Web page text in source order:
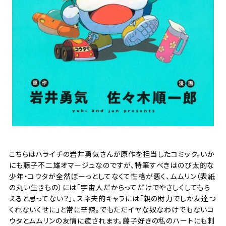
こちらはハライチの岩井勇気さんが原作を担当したコミック。いか
にも藤子不二雄オマージュなのですが、特筆すべきはのび太的な
少年・コウタが全然ぼーっとしてなくて性格が悪く、ムムリン（表紙
の丸い生きもの）には「宇宙人だからってだけでやさしくしてもら
えると思ってない？」、スネ夫的キャラには「親の財力でしか友達つ
くれないくせに」と常に辛辣。でもただイヤな奴なわけでもないコ
ウタとムムリンの友情に癒されます。藤子好きの私のハートにも刺